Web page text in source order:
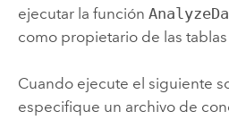
ejecutar la función
como propietario de las
Cuando ejecute el siguiente
especifique un archivo de